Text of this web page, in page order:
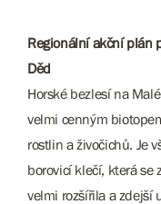
Regionální akční plán
Děd
Horské bezlesí na
velmi cenným
rostlin a živočichů. Je
borovicí klečí, která
velmi rozšířila a zdejší